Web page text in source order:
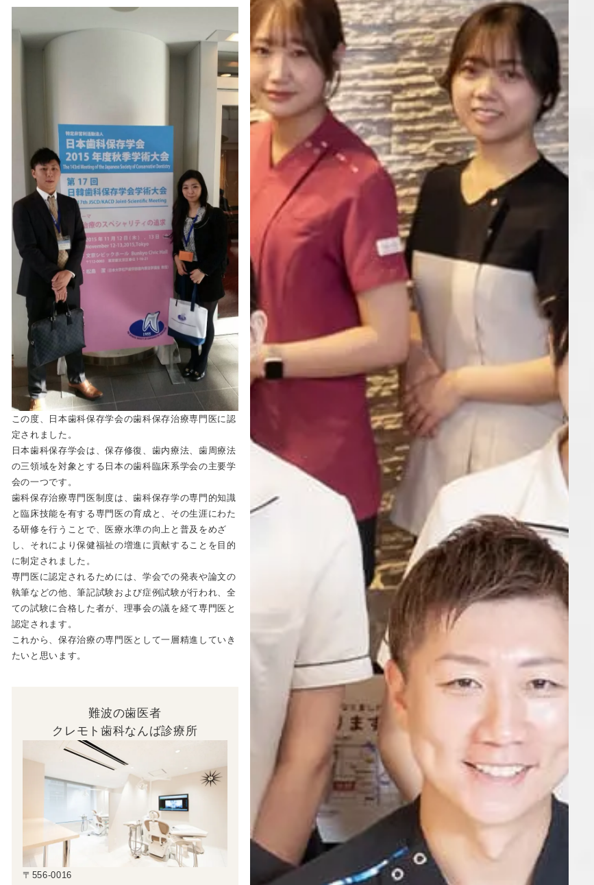
この度、日本歯科保存学会の歯科保存治療専門医に認
定されました。
日本歯科保存学会は、保存修復、歯内療法、歯周療法
の三領域を対象とする日本の歯科臨床系学会の主要学
会の一つです。
歯科保存治療専門医制度は、歯科保存学の専門的知識
と臨床技能を有する専門医の育成と、その生涯にわた
る研修を行うことで、医療水準の向上と普及をめざ
し、それにより保健福祉の増進に貢献することを目的
に制定されました。
専門医に認定されるためには、学会での発表や論文の
執筆などの他、筆記試験および症例試験が行われ、全
ての試験に合格した者が、理事会の議を経て専門医と
認定されます。
これから、保存治療の専門医として一層精進していき
たいと思います。
難波の歯医者
クレモト歯科なんば診療所
〒556-0016